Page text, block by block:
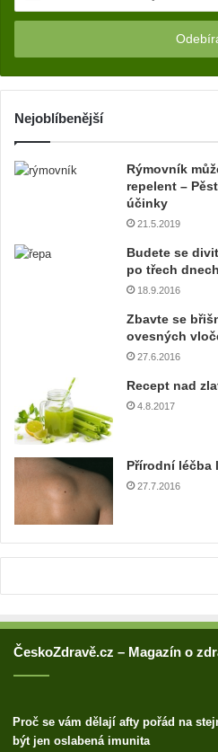
m
a
d
j
v
e
a
d
r
Nejoblíbenější
Rýmovník
repelent –
účinky
21.5.2019
Budete se
po třech
18.9.2016
Zbavte se
ovesných
27.6.2016
Recept nad
4.8.2017
Přírodní léčba
27.7.2016
ČeskoZdravě.cz – Magazín o
Proč se vám dělají afty pořád na
být jen oslabená imunita